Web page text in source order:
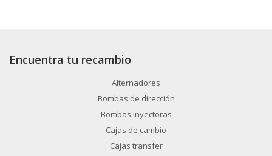
Encuentra tu recambio
Alternadores
Bombas de dirección
Bombas inyectoras
Cajas de cambio
Cajas transfer